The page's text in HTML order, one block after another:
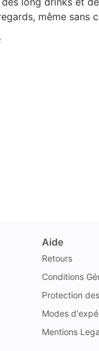
même sans
Aide
Retours
Conditions
Protection
Modes
Mentions